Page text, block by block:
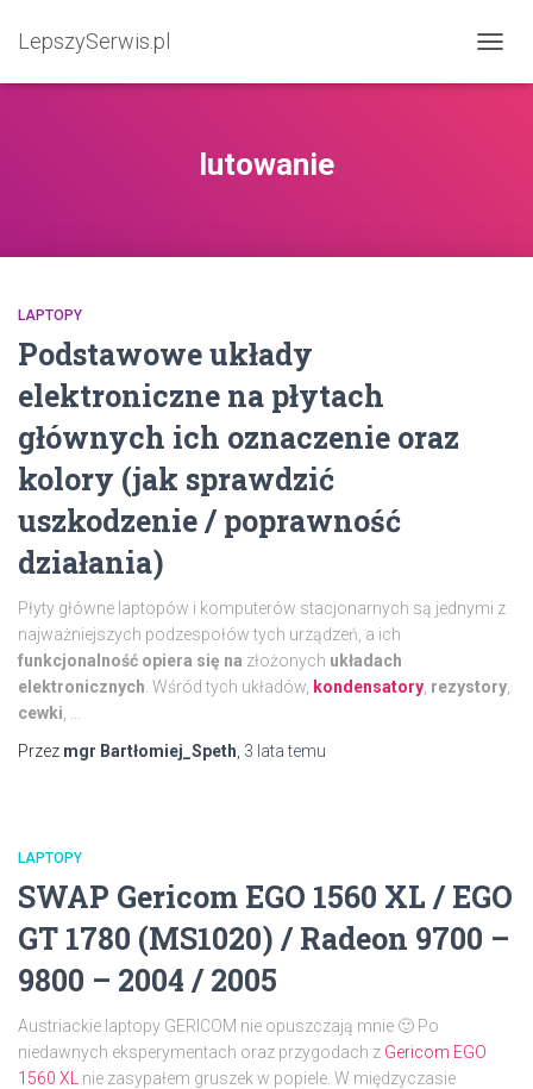
LepszySerwis.pl
lutowanie
LAPTOPY
Podstawowe układy
elektroniczne na płytach
głównych ich oznaczenie oraz
kolory (jak sprawdzić
uszkodzenie / poprawność
działania)
Płyty główne laptopów i komputerów stacjonarnych są jednymi z
najważniejszych podzespołów tych urządzeń, a ich
funkcjonalność opiera się na złożonych układach
elektronicznych . Wśród tych układów, kondensatory rezystory
cewki
Przez mgr Bartłomiej_Speth 3 latatemu
LAPTOPY
SWAP Gericom EGO 1560 XL / EGO
GT 1780 (MS1020) / Radeon 9700 –
9800 – 2004 / 2005
Austriackie laptopy GERICOM nie opuszczają mnie 🙂 Po
niedawnych eksperymentach oraz przygodach z Gericom EGO
1560 XL
nie zasypałem gruszek w popiele. W międzyczasie